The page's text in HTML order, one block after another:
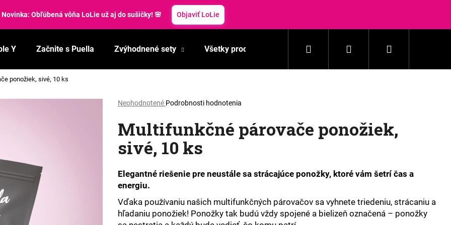
Letné zľavy: Svieže topánky so zľavou 40 %! Využiť zľavu
Y Začnite s Puella Zvýhodnené sety Všetky produkty Pranie Domácnosť
Hľadať PrihlásenieNákupný
ponožiek, sivé, 10 ks
Priemerné
z
hviezdičiek.
Neohodnotené Podrobnosti hodnotenia
Multifunkčné párovače ponožiek,
sivé, 10 ks
Elegantné riešenie pre neustále sa strácajúce ponožky, ktoré vám šetrí čas a
energiu.
Vďaka používaniu našich multifunkčných párovačov sa vyhnete triedeniu, strácaniu a
hľadaniu ponožiek! Ponožky tak budú vždy spojené a bielizeň označená – ponožky
Čo potrebujete nájsť?